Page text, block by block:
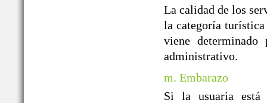
La calidad de los
la categoría
viene
administrativo.
m. Embarazo
Si la usuaria está